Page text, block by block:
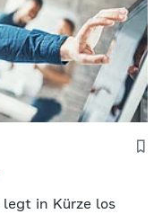
legt in Kürze los